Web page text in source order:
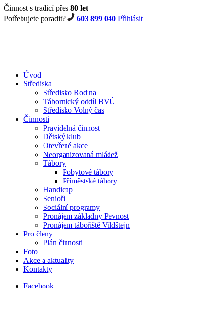
Činnost s tradicí přes 80 let
Potřebujete poradit?
603 899 040 Přihlásit
Úvod
Střediska
Středisko Rodina
Tábornický oddíl BVÚ
Středisko Volný čas
Činnosti
Pravidelná činnost
Dětský klub
Otevřené akce
Neorganizovaná mládež
Tábory
Pobytové tábory
Příměstské tábory
Handicap
Senioři
Sociální programy
Pronájem základny Pevnost
Pronájem tábořiště Vildštejn
Pro členy
Plán činnosti
Foto
Akce a aktuality
Kontakty
Facebook